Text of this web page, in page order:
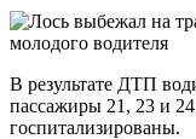
В результате ДТП
пассажиры 21, 23 и
госпитализированы.